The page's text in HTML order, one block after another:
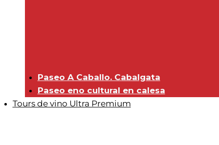
Paseo A Caballo. Cabalgata
Paseo eno cultural en calesa
Tours de vino Ultra Premium